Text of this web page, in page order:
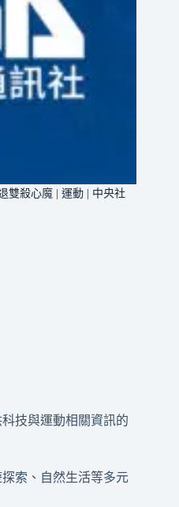
雙殺心魔 | 運動 | 中央社
技與運動相關資訊的
索、自然生活等多元